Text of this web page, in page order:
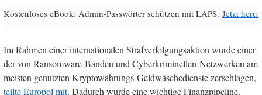
Kostenloses eBook: Admin-Passwörter schützen mit LAPS. Jetzt
Im Rahmen einer internationalen Strafverfolgungsaktion wurde einer
der von Ransomware-Banden und Cyberkriminellen-Netzwerken am
meisten genutzten Kryptowährungs-Geldwäschedienste zerschlagen,
teilte Europol mit. Dadurch wurde eine wichtige Finanzpipeline,